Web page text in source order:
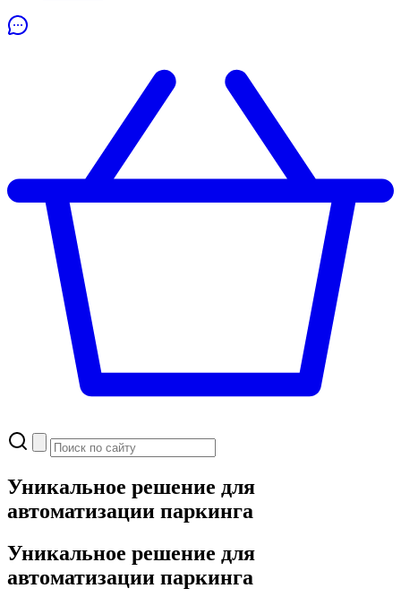
Уникальное решение для
автоматизации паркинга
Уникальное решение для
автоматизации паркинга